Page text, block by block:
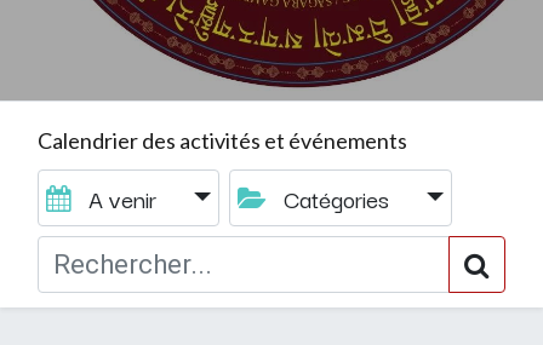
Calendrier des activités et événements
A venir Catégories